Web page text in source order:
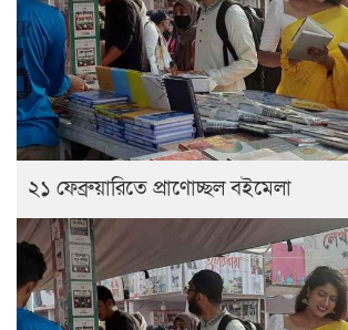
২১ ফেব্রুয়ারিতে প্রাণোচ্ছল বইমেলা